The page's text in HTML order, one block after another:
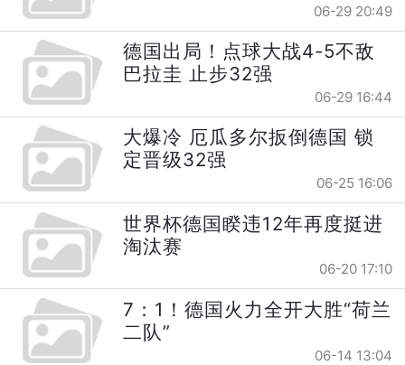
06-29 20:49
德国出局！点球大战4-5不敌
巴拉圭 止步32强
06-29 16:44
大爆冷 厄瓜多尔扳倒德国 锁
定晋级32强
06-25 16:06
世界杯德国睽违12年再度挺进
淘汰赛
06-20 17:10
7：1！德国火力全开大胜“荷兰
二队”
06-14 13:04